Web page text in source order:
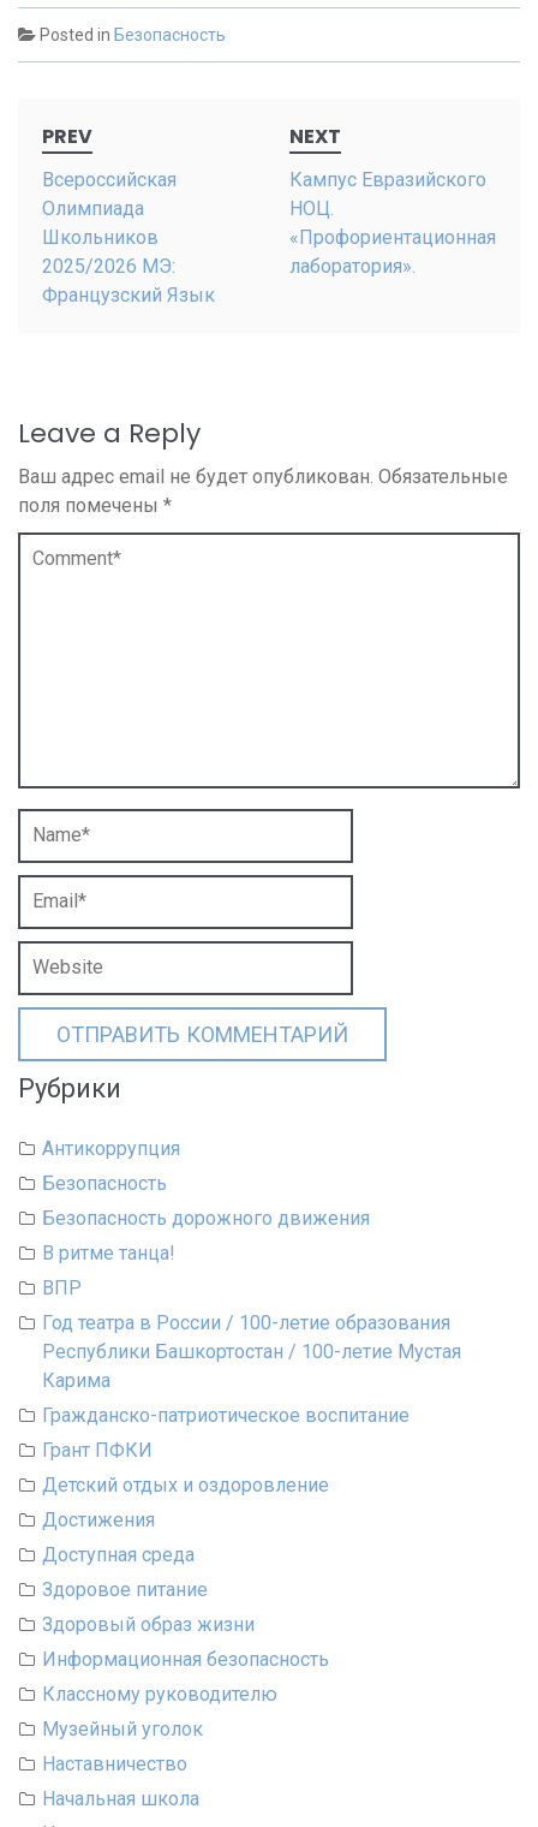
Posted in Безопасность
navigation
PREV
Всероссийская
Олимпиада
Школьников
2025/2026 МЭ:
Французский Язык
NEXT
Кампус Евразийского
НОЦ.
«Профориентационная
лаборатория».
Leave a Reply
Ваш адрес email не будет опубликован. Обязательные
поля помечены *
Рубрики
Антикоррупция
Безопасность
Безопасность дорожного движения
В ритме танца!
ВПР
Год театра в России / 100-летие образования
Республики Башкортостан / 100-летие Мустая
Карима
Гражданско-патриотическое воспитание
Грант ПФКИ
Детский отдых и оздоровление
Достижения
Доступная среда
Здоровое питание
Здоровый образ жизни
Информационная безопасность
Классному руководителю
Музейный уголок
Наставничество
Начальная школа